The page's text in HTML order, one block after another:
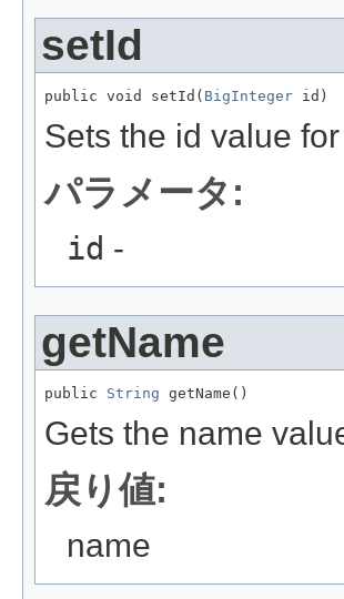
setId
public void setId( BigInteger id)
Sets the id value
パラメータ:
id -
getName
public String getName()
Gets the name
戻り値:
name